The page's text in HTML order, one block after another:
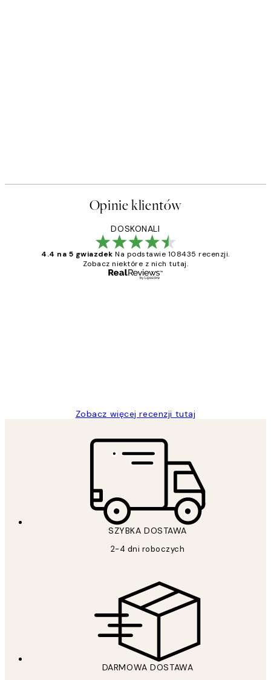
Opinie klientów
DOSKONALI
4.4 na 5 gwiazdek Na podstawie 108435 recenzji.
Zobacz niektóre z nich tutaj.
Zobacz więcej recenzji tutaj
SZYBKA DOSTAWA
2-4 dni roboczych
DARMOWA DOSTAWA